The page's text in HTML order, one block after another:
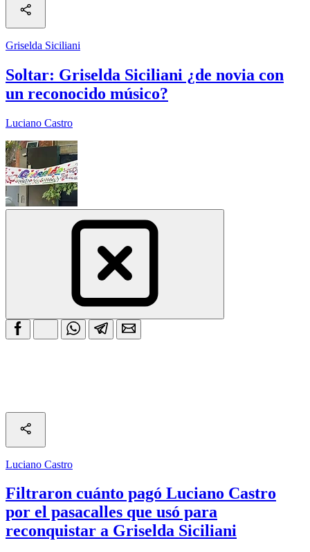
Griselda Siciliani
Soltar: Griselda Siciliani ¿de novia con
un reconocido músico?
Luciano Castro
Luciano Castro
Filtraron cuánto pagó Luciano Castro
por el pasacalles que usó para
reconquistar a Griselda Siciliani